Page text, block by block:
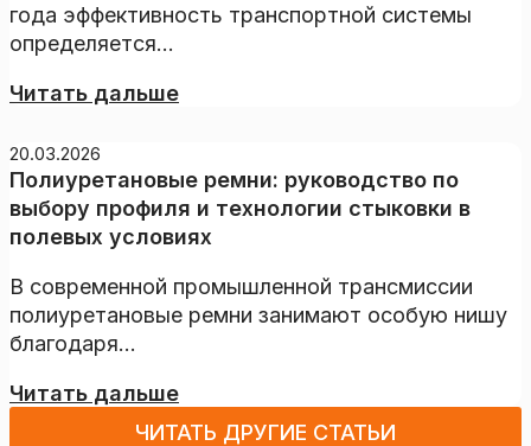
года эффективность транспортной системы
определяется...
Читать дальше
20.03.2026
Полиуретановые ремни: руководство по
выбору профиля и технологии стыковки в
полевых условиях
В современной промышленной трансмиссии
полиуретановые ремни занимают особую нишу
благодаря...
Читать дальше
ЧИТАТЬ ДРУГИЕ СТАТЬИ